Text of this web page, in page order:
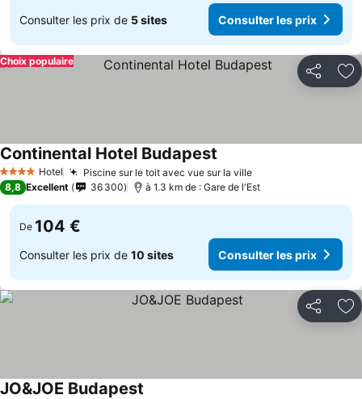
Consulter les prix de 5 sites Consulter les prix
Partager
Choix populaire
4 Étoiles Hotel Piscine sur le toit avec vue sur la ville
Continental Hotel Budapest
8,8 Excellent 36 300 à 1.3 km de : Gare de l'Est
De 104 €
Consulter les prix de 10 sites Consulter les prix
Partager
JO&JOE Budapest